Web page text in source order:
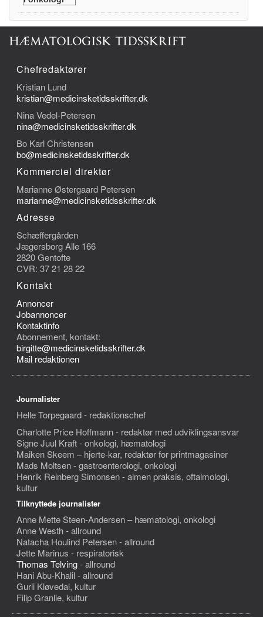
Chefredaktører
Kristian Lund
kristian@medicinsketidsskrifter.dk
Nina Vedel-Petersen
nina@medicinsketidsskrifter.dk
Bo Karl Christensen
bo@medicinsketidsskrifter.dk
Kommerciel direktør
Marianne Østergaard Petersen
marianne@medicinsketidsskrifter.dk
Adresse
Schæffergården
Jægersborg Alle 166
2820 Gentofte
CVR: 37 21 28 22
Kontakt
Annoncer
Jobannoncer
Kontaktinfo
Abonnement, kontakt:
birgitte@medicinsketidsskrifter.dk
Mail redaktionen
Journalister
Helle Torpegaard - redaktionschef
Charlotte Price Hoffmann - redaktør med udviklingsansvar
Signe Juul Kraft - onkologi, hæmatologi
Maiken Skeem – hjerte-kar, redaktør for printmagasiner
Mads Moltsen - gastroenterologi, onkologi
Henrik Reinberg Simonsen - almen praksis, oftalmologi,
kultur
Tilknyttede journalister
Anne Mette Steen-Andersen – hæmatologi, onkologi
Anne Westh - allround
Natacha Houlind Petersen - allround
Jette Marinus - respiratorisk
Thomas Telving- allround
Hani Abu-Khalil - allround
Gurli Kløvedal, kultur
Filip Granlie, kultur